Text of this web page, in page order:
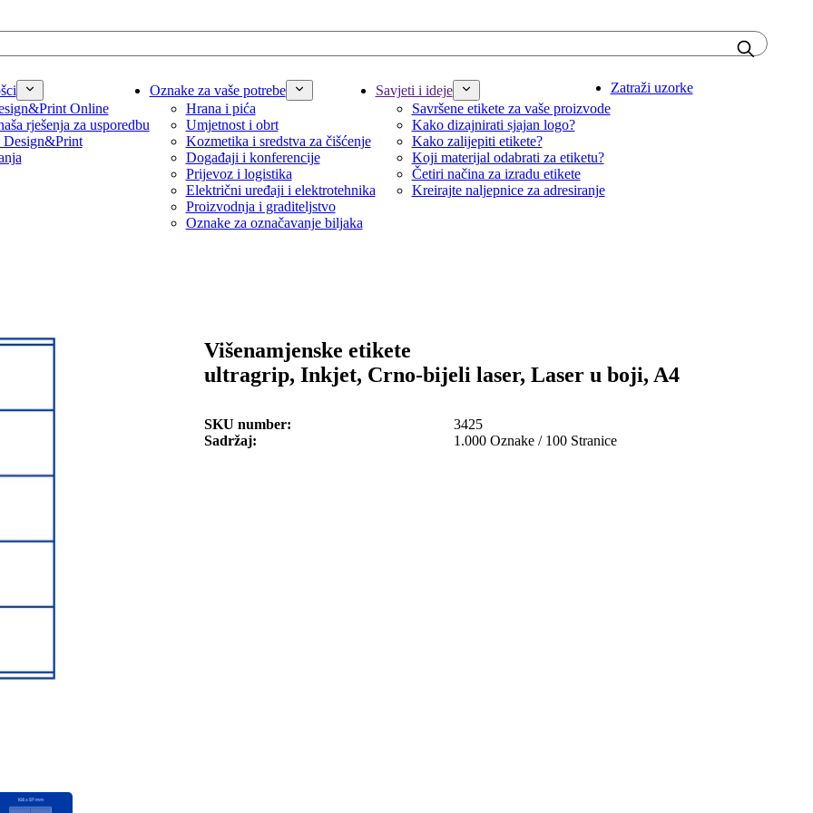
Online
rješenja za usporedbu
Design&Print
Oznake za vaše potrebe
Hrana i pića
Umjetnost i obrt
Kozmetika i sredstva za čišćenje
Događaji i konferencije
Prijevoz i logistika
Električni uređaji i elektrotehnika
Proizvodnja i graditeljstvo
Oznake za označavanje biljaka
Savjeti i ideje
Savršene etikete za vaše proizvode
Kako dizajnirati sjajan logo?
Kako zalijepiti etikete?
Koji materijal odabrati za etiketu?
Četiri načina za izradu etikete
Kreirajte naljepnice za adresiranje
Zatraži uzorke
Višenamjenske etikete
ultragrip, Inkjet, Crno-bijeli laser, Laser u boji, A4
SKU number
3425
Sadržaj
1.000 Oznake / 100 Stranice